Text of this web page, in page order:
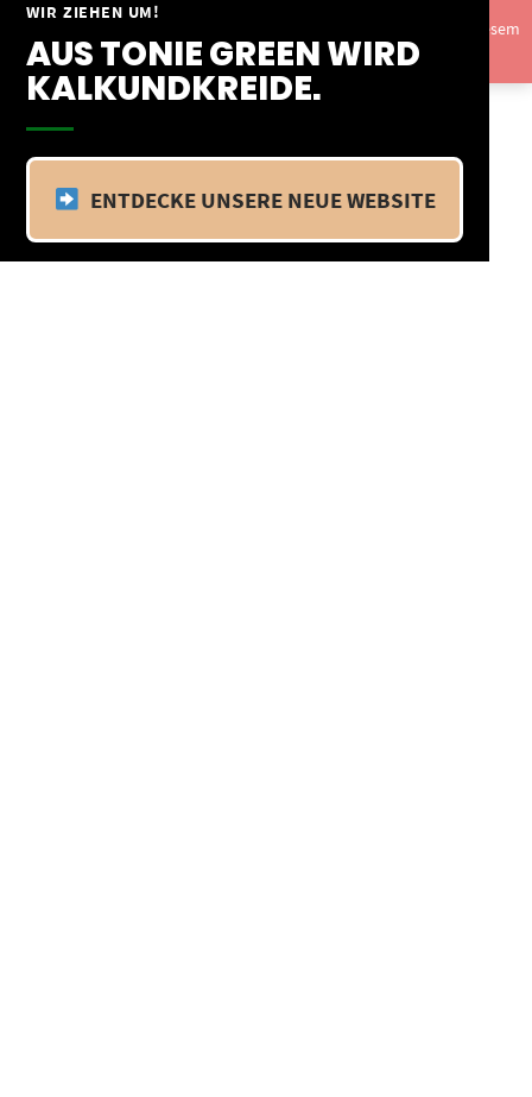
WIR ZIEHEN UM!
AUS TONIE GREEN WIRD
KALKUNDKREIDE.
ENTDECKE UNSERE NEUE WEBSITE
Springe
Inhalt
Vom 09.04.25 - 20.04.25 befinden wir uns im Betriebsurlaub. In diesem
Zeitraum findet kein Versand statt.Ausblenden